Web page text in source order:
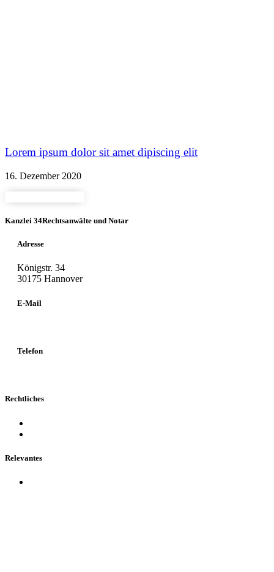
Lorem ipsum dolor sit amet dipiscing elit
16. Dezember 2020
Kanzlei 34Rechtsanwälte und Notar
Adresse
Königstr. 34
30175 Hannover
E-Mail
Telefon
Rechtliches
Relevantes